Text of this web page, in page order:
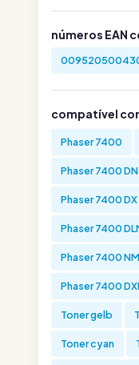
números EAN
compatível
Phaser 7400
Phaser 7400 DN
Phaser 7400 DX
Phaser 7400
Phaser 7400 NM
Phaser 7400
Toner gelb
Toner cyan